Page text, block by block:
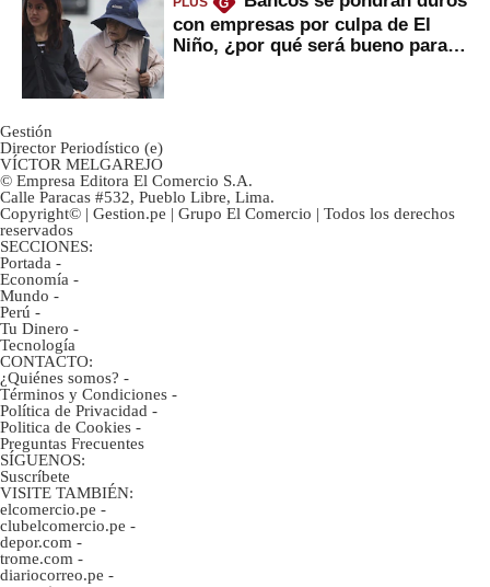
G
con empresas por culpa de El
Niño, ¿por qué será bueno para
Gestión
Director Periodístico (e)
VÍCTOR MELGAREJO
© Empresa Editora El Comercio S.A.
Calle Paracas #532, Pueblo Libre, Lima.
Copyright© | Gestion.pe | Grupo El Comercio | Todos los derechos
reservados
SECCIONES:
Portada -
Economía -
Mundo -
Perú -
Tu Dinero -
Tecnología
CONTACTO:
¿Quiénes somos? -
Términos y Condiciones -
Política de Privacidad -
Politica de Cookies -
Preguntas Frecuentes
SÍGUENOS:
Suscríbete
VISITE TAMBIÉN:
elcomercio.pe -
clubelcomercio.pe -
depor.com -
trome.com -
diariocorreo.pe -